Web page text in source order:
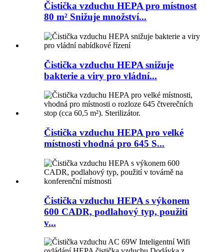
Čistička vzduchu HEPA pro místnost
80 m² Snižuje množství...
Čistička vzduchu HEPA snižuje
bakterie a viry pro vládní...
Čistička vzduchu HEPA pro velké
místnosti vhodná pro 645 S...
Čistička vzduchu HEPA s výkonem
600 CADR, podlahový typ, použití
v...